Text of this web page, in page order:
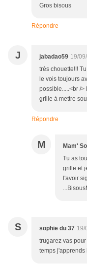
Gros bisous
Répondre
J jabadao59 19/
très chouette!!!
le vois toujours
possible.....<br /
grille à mettre
Répondre
M Mam'
Tu as
grille et
l'avoir
S sophie du 37 19/
trugarez vas
temps j'apprends